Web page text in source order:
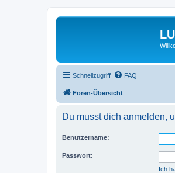
Schnellzugriff FAQ
Foren-Übersicht
Du musst dich anmelden,
Benutzername:
Passwort:
Ich